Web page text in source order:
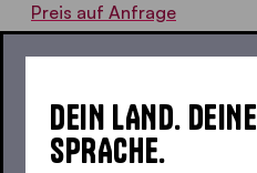
Preis auf Anfrage
DEIN LAND. DEINE
SPRACHE.